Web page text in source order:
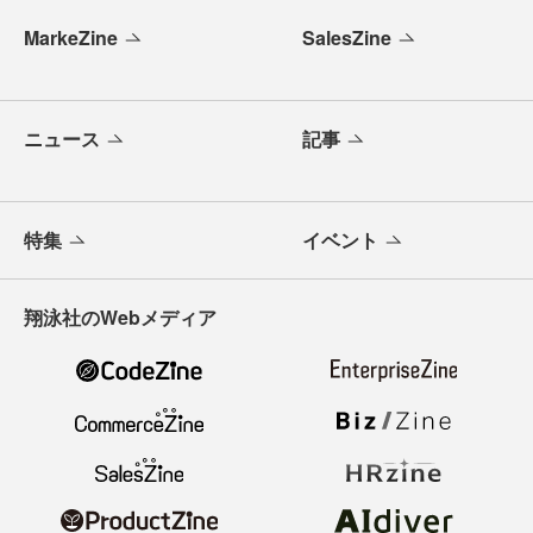
MarkeZine SalesZine
ニュース 記事
特集 イベント
翔泳社のWebメディア